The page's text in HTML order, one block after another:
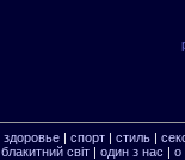
здоровье| спорт| стиль|
блакитний свiт| один з нас | о